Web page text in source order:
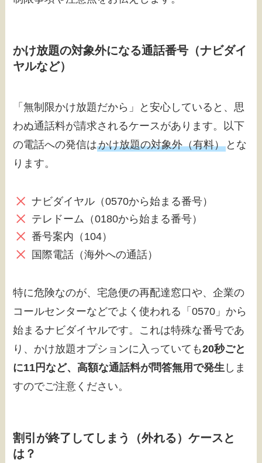
かけ放題の対象外になる通話番号（ナビダイ
ヤルなど）
「無制限かけ放題だから」と安心していると、思
わぬ通話料が請求されるケースがあります。以下
の電話への発信はかけ放題の対象外（有料） とな
ります。
ナビダイヤル（0570から始まる番号）
テレドーム（0180から始まる番号）
番号案内（104）
国際電話（海外への通話）
特に危険なのが、宅急便の再配達窓口や、企業の
コールセンターなどでよく使われる「0570」から
始まるナビダイヤルです。これは特殊な番号であ
り、かけ放題オプションに入っていても20秒ごと
に11円など、高額な通話料が問答無用で発生 しま
すのでご注意ください。
割引が終了してしまう（外れる）ケースと
は？